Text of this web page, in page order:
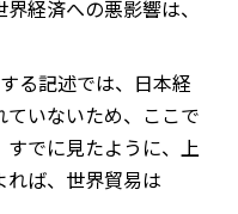
経済への悪影響は、
る記述では、日本経
いないため、ここで
でに見たように、上
ば、世界貿易は